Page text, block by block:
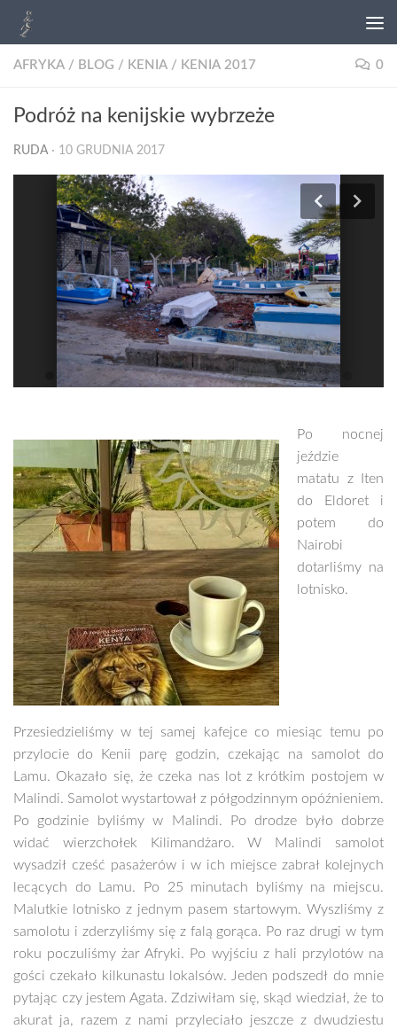
AFRYKA / BLOG / KENIA / KENIA 2017 0
Podróż na kenijskie wybrzeże
RUDA · 10 GRUDNIA 2017
Po nocnej
jeździe
matatu z Iten
do Eldoret i
potem do
Nairobi
dotarliśmy na
lotnisko.
Przesiedzieliśmy w tej samej kafejce co miesiąc temu po
przylocie do Kenii parę godzin, czekając na samolot do
Lamu. Okazało się, że czeka nas lot z krótkim postojem w
Malindi. Samolot wystartował z półgodzinnym opóźnieniem.
Po godzinie byliśmy w Malindi. Po drodze było dobrze
widać wierzchołek Kilimandżaro. W Malindi samolot
wysadził cześć pasażerów i w ich miejsce zabrał kolejnych
lecących do Lamu. Po 25 minutach byliśmy na miejscu.
Malutkie lotnisko z jednym pasem startowym. Wyszliśmy z
samolotu i zderzyliśmy się z falą gorąca. Po raz drugi w tym
roku poczuliśmy żar Afryki. Po wyjściu z hali przylotów na
gości czekało kilkunastu lokalsów. Jeden podszedł do mnie
pytając czy jestem Agata. Zdziwiłam się, skąd wiedział, że to
akurat ja, razem z nami przyleciało jeszcze z dwudziestu